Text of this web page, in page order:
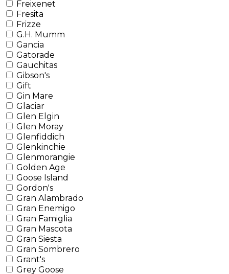
Freixenet
Fresita
Frizze
G.H. Mumm
Gancia
Gatorade
Gauchitas
Gibson's
Gift
Gin Mare
Glaciar
Glen Elgin
Glen Moray
Glenfiddich
Glenkinchie
Glenmorangie
Golden Age
Goose Island
Gordon's
Gran Alambrado
Gran Enemigo
Gran Famiglia
Gran Mascota
Gran Siesta
Gran Sombrero
Grant's
Grey Goose